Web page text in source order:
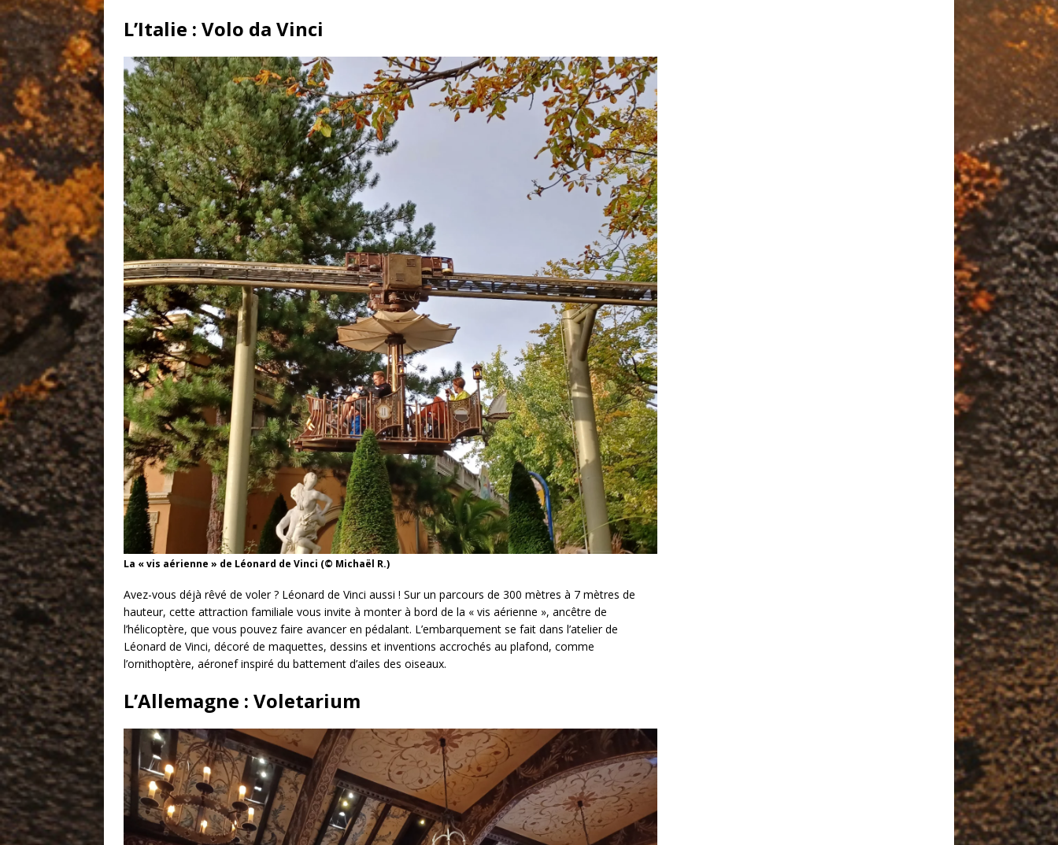
L’Italie : Volo da Vinci
La « vis aérienne » de Léonard de Vinci (© Michaël R.)
Avez-vous déjà rêvé de voler ? Léonard de Vinci aussi ! Sur un parcours de 300 mètres à 7 mètres de
hauteur, cette attraction familiale vous invite à monter à bord de la « vis aérienne », ancêtre de
l’hélicoptère, que vous pouvez faire avancer en pédalant. L’embarquement se fait dans l’atelier de
Léonard de Vinci, décoré de maquettes, dessins et inventions accrochés au plafond, comme
l’ornithoptère, aéronef inspiré du battement d’ailes des oiseaux.
L’Allemagne : Voletarium